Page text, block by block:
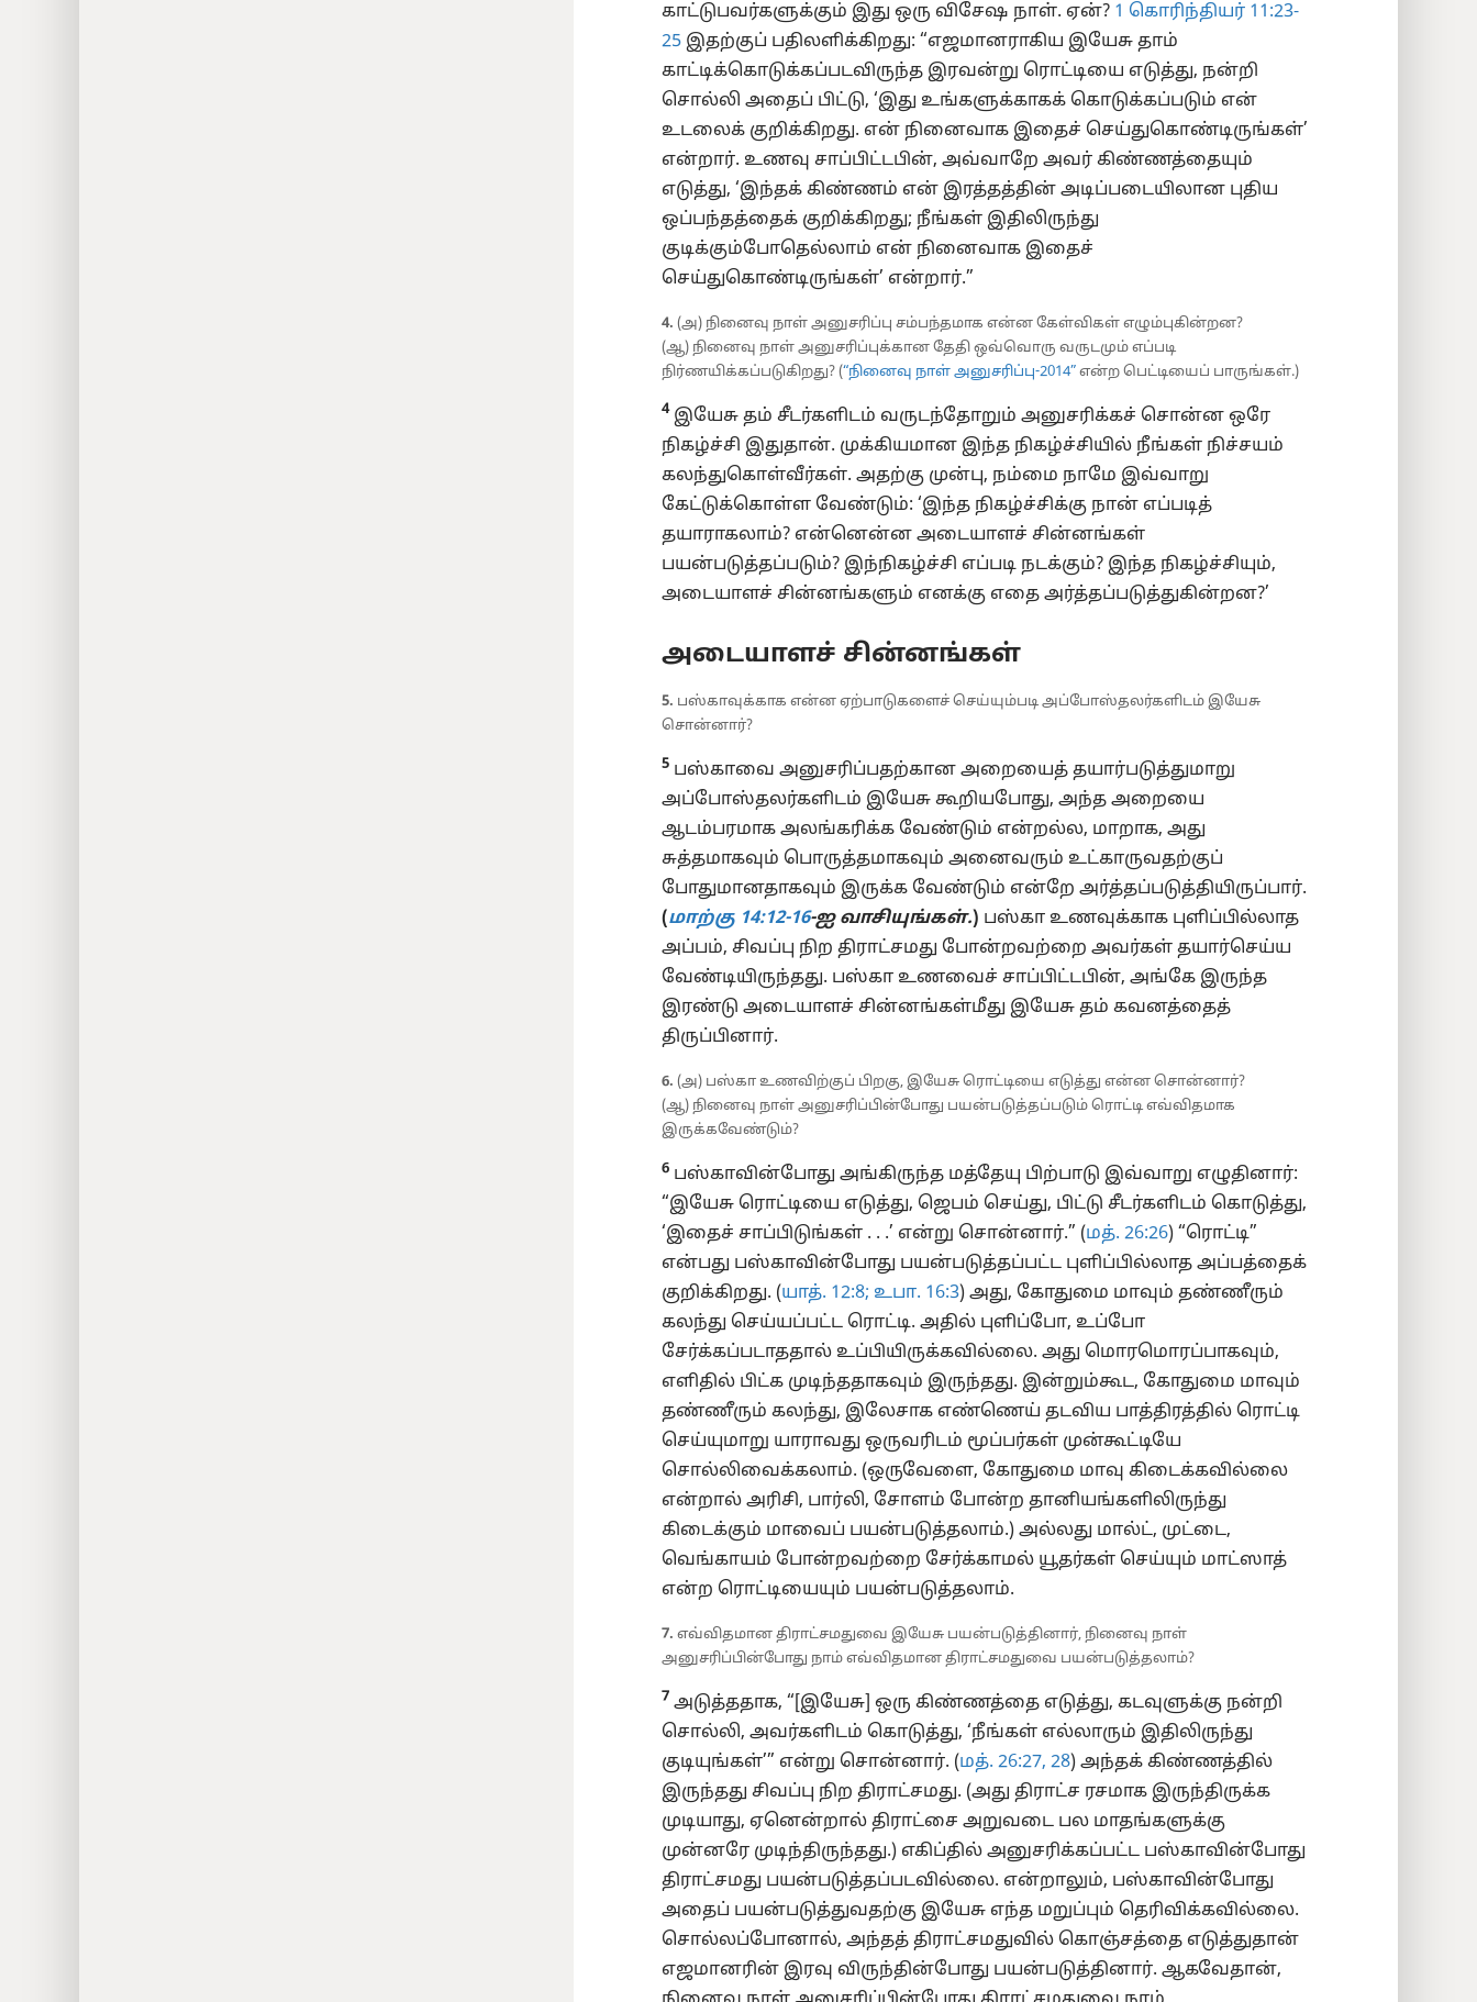
காட்டுபவர்களுக்கும் இது ஒரு விசேஷ நாள். ஏன்? 1 கொரிந்தியர் 11:23-
25 இதற்குப் பதிலளிக்கிறது: “எஜமானராகிய இயேசு தாம்
காட்டிக்கொடுக்கப்படவிருந்த இரவன்று ரொட்டியை எடுத்து, நன்றி
சொல்லி அதைப் பிட்டு, ‘இது உங்களுக்காகக் கொடுக்கப்படும் என்
உடலைக் குறிக்கிறது. என் நினைவாக இதைச் செய்துகொண்டிருங்கள்’
என்றார். உணவு சாப்பிட்டபின், அவ்வாறே அவர் கிண்ணத்தையும்
எடுத்து, ‘இந்தக் கிண்ணம் என் இரத்தத்தின் அடிப்படையிலான புதிய
ஒப்பந்தத்தைக் குறிக்கிறது; நீங்கள் இதிலிருந்து
குடிக்கும்போதெல்லாம் என் நினைவாக இதைச்
செய்துகொண்டிருங்கள்’ என்றார்.”
4. (அ) நினைவு நாள் அனுசரிப்பு சம்பந்தமாக என்ன கேள்விகள் எழும்புகின்றன?
(ஆ) நினைவு நாள் அனுசரிப்புக்கான தேதி ஒவ்வொரு வருடமும் எப்படி
நிர்ணயிக்கப்படுகிறது? (“நினைவு நாள் அனுசரிப்பு-2014”என்ற பெட்டியைப் பாருங்கள்.)
4இயேசு தம் சீடர்களிடம் வருடந்தோறும் அனுசரிக்கச் சொன்ன ஒரே
நிகழ்ச்சி இதுதான். முக்கியமான இந்த நிகழ்ச்சியில் நீங்கள் நிச்சயம்
கலந்துகொள்வீர்கள். அதற்கு முன்பு, நம்மை நாமே இவ்வாறு
கேட்டுக்கொள்ள வேண்டும்: ‘இந்த நிகழ்ச்சிக்கு நான் எப்படித்
தயாராகலாம்? என்னென்ன அடையாளச் சின்னங்கள்
பயன்படுத்தப்படும்? இந்நிகழ்ச்சி எப்படி நடக்கும்? இந்த நிகழ்ச்சியும்,
அடையாளச் சின்னங்களும் எனக்கு எதை அர்த்தப்படுத்துகின்றன?’
அடையாளச் சின்னங்கள்
5. பஸ்காவுக்காக என்ன ஏற்பாடுகளைச் செய்யும்படி அப்போஸ்தலர்களிடம் இயேசு
சொன்னார்?
5 பஸ்காவை அனுசரிப்பதற்கான அறையைத் தயார்படுத்துமாறு
அப்போஸ்தலர்களிடம் இயேசு கூறியபோது, அந்த அறையை
ஆடம்பரமாக அலங்கரிக்க வேண்டும் என்றல்ல, மாறாக, அது
சுத்தமாகவும் பொருத்தமாகவும் அனைவரும் உட்காருவதற்குப்
போதுமானதாகவும் இருக்க வேண்டும் என்றே அர்த்தப்படுத்தியிருப்பார்.
(மாற்கு 14:12-16-ஐ வாசியுங்கள்.) பஸ்கா உணவுக்காக புளிப்பில்லாத
அப்பம், சிவப்பு நிற திராட்சமது போன்றவற்றை அவர்கள் தயார்செய்ய
வேண்டியிருந்தது. பஸ்கா உணவைச் சாப்பிட்டபின், அங்கே இருந்த
இரண்டு அடையாளச் சின்னங்கள்மீது இயேசு தம் கவனத்தைத்
திருப்பினார்.
6. (அ) பஸ்கா உணவிற்குப் பிறகு, இயேசு ரொட்டியை எடுத்து என்ன சொன்னார்?
(ஆ) நினைவு நாள் அனுசரிப்பின்போது பயன்படுத்தப்படும் ரொட்டி எவ்விதமாக
இருக்கவேண்டும்?
6 பஸ்காவின்போது அங்கிருந்த மத்தேயு பிற்பாடு இவ்வாறு எழுதினார்:
“இயேசு ரொட்டியை எடுத்து, ஜெபம் செய்து, பிட்டு சீடர்களிடம் கொடுத்து,
‘இதைச் சாப்பிடுங்கள் . . .’ என்று சொன்னார்.” (மத். 26:26) “ரொட்டி”
என்பது பஸ்காவின்போது பயன்படுத்தப்பட்ட புளிப்பில்லாத அப்பத்தைக்
குறிக்கிறது. (யாத். 12:8; உபா. 16:3) அது, கோதுமை மாவும் தண்ணீரும்
கலந்து செய்யப்பட்ட ரொட்டி. அதில் புளிப்போ, உப்போ
சேர்க்கப்படாததால் உப்பியிருக்கவில்லை. அது மொரமொரப்பாகவும்,
எளிதில் பிட்க முடிந்ததாகவும் இருந்தது. இன்றும்கூட, கோதுமை மாவும்
தண்ணீரும் கலந்து, இலேசாக எண்ணெய் தடவிய பாத்திரத்தில் ரொட்டி
செய்யுமாறு யாராவது ஒருவரிடம் மூப்பர்கள் முன்கூட்டியே
சொல்லிவைக்கலாம். (ஒருவேளை, கோதுமை மாவு கிடைக்கவில்லை
என்றால் அரிசி, பார்லி, சோளம் போன்ற தானியங்களிலிருந்து
கிடைக்கும் மாவைப் பயன்படுத்தலாம்.) அல்லது மால்ட், முட்டை,
வெங்காயம் போன்றவற்றை சேர்க்காமல் யூதர்கள் செய்யும் மாட்ஸாத்
என்ற ரொட்டியையும் பயன்படுத்தலாம்.
7. எவ்விதமான திராட்சமதுவை இயேசு பயன்படுத்தினார், நினைவு நாள்
அனுசரிப்பின்போது நாம் எவ்விதமான திராட்சமதுவை பயன்படுத்தலாம்?
7 அடுத்ததாக, “[இயேசு] ஒரு கிண்ணத்தை எடுத்து, கடவுளுக்கு நன்றி
சொல்லி, அவர்களிடம் கொடுத்து, ‘நீங்கள் எல்லாரும் இதிலிருந்து
குடியுங்கள்’” என்று சொன்னார். (மத். 26:27, 28) அந்தக் கிண்ணத்தில்
இருந்தது சிவப்பு நிற திராட்சமது. (அது திராட்ச ரசமாக இருந்திருக்க
முடியாது, ஏனென்றால் திராட்சை அறுவடை பல மாதங்களுக்கு
முன்னரே முடிந்திருந்தது.) எகிப்தில் அனுசரிக்கப்பட்ட பஸ்காவின்போது
திராட்சமது பயன்படுத்தப்படவில்லை. என்றாலும், பஸ்காவின்போது
அதைப் பயன்படுத்துவதற்கு இயேசு எந்த மறுப்பும் தெரிவிக்கவில்லை.
சொல்லப்போனால், அந்தத் திராட்சமதுவில் கொஞ்சத்தை எடுத்துதான்
எஜமானரின் இரவு விருந்தின்போது பயன்படுத்தினார். ஆகவேதான்,